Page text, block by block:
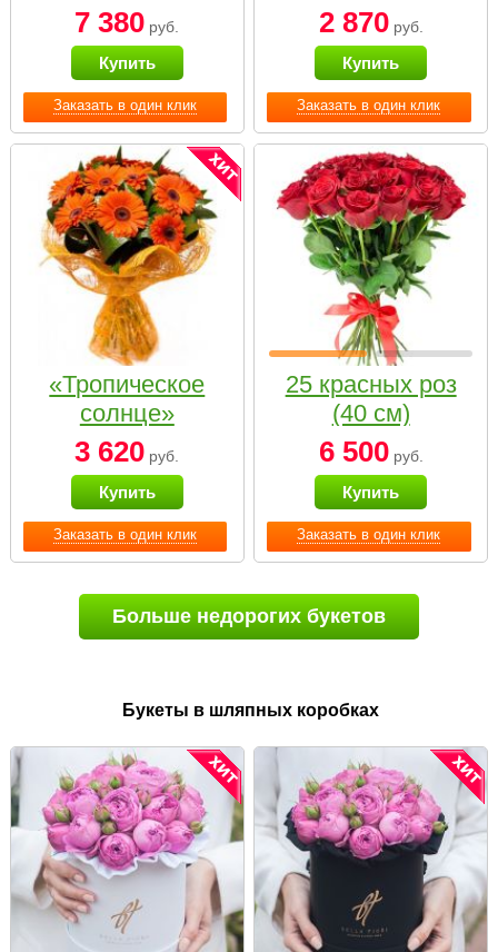
Заказать в один клик
7 380 руб.
Купить
Заказать в один клик
2 870руб.
Купить
Заказать в один клик
«Тропическое
солнце»
3 620 руб.
Купить
Заказать в один клик
25 красных роз
(40 см)
6 500руб.
Купить
Больше недорогих букетов
Букеты в шляпных коробках